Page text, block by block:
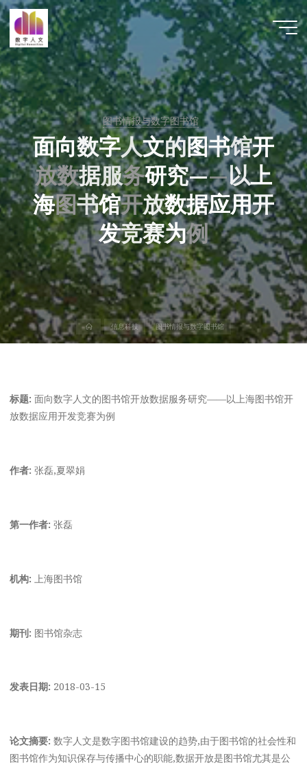
跳
至
容
数字人
文 |
DHCN
图书情报与数字图书馆
面向数字人文的图书馆开
放数据服务研究——以上
海图书馆开放数据应用开
发竞赛为例
页
信息科技 图书情报与数字图书馆
标题: 面向数字人文的图书馆开放数据服务研究——以上海图书馆开
放数据应用开发竞赛为例
作者: 张磊,夏翠娟
第一作者: 张磊
机构: 上海图书馆
期刊: 图书馆杂志
发表日期: 2018-03-15
论文摘要: 数字人文是数字图书馆建设的趋势,由于图书馆的社会性和
图书馆作为知识保存与传播中心的职能,数据开放是图书馆尤其是公